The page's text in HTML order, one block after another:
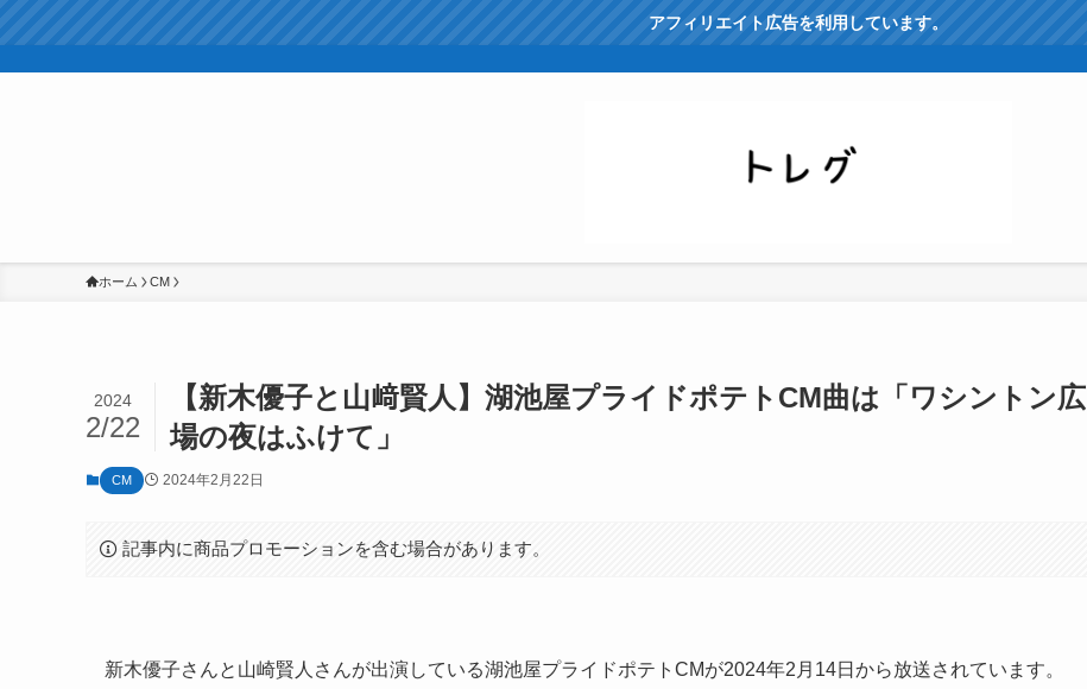
アフィリエイト広告を利用しています。
ホーム CM
【新木優子と山﨑賢人】湖池屋プライドポテトCM曲は「ワシントン広
場の夜はふけて」
2024
2/22
CM 2024年2月22日
記事内に商品プロモーションを含む場合があります。
新木優子さんと山崎賢人さんが出演している湖池屋プライドポテトCMが2024年2月14日から放送されています。